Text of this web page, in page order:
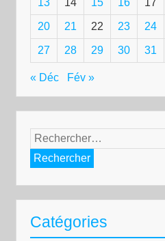
13 14 15 16 17
20 21 22 23 24
27 28 29 30 31
« Déc Fév »
Rechercher :
Catégories